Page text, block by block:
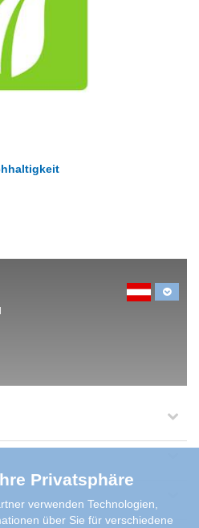
Privatsphäre
verwenden Technologien,
über Sie für verschiedene